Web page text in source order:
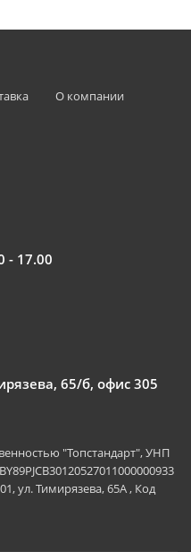
О компании
- 17.00
65/б, офис 305
"Топстандарт", УНП
ул. Тимирязева, 65А , Код